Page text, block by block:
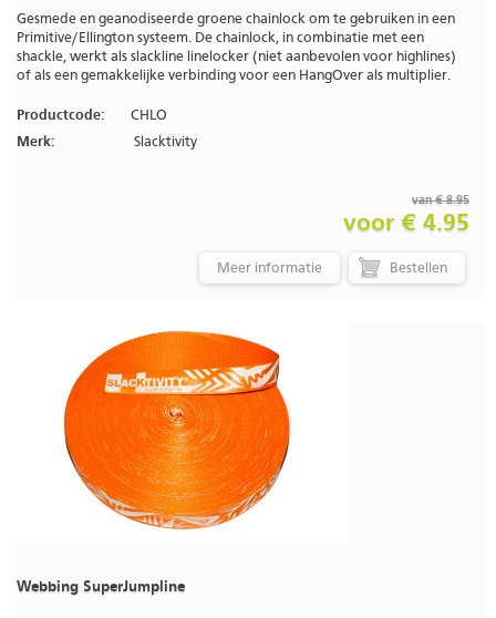
Gesmede en geanodiseerde groene chainlock om te gebruiken in een
Primitive/Ellington systeem. De chainlock, in combinatie met een
shackle, werkt als slackline linelocker (niet aanbevolen voor highlines)
of als een gemakkelijke verbinding voor een HangOver als multiplier.
Productcode:
CHLO
Merk:
Slacktivity
van € 8.95
voor € 4.95
Meer informatie
Webbing SuperJumpline